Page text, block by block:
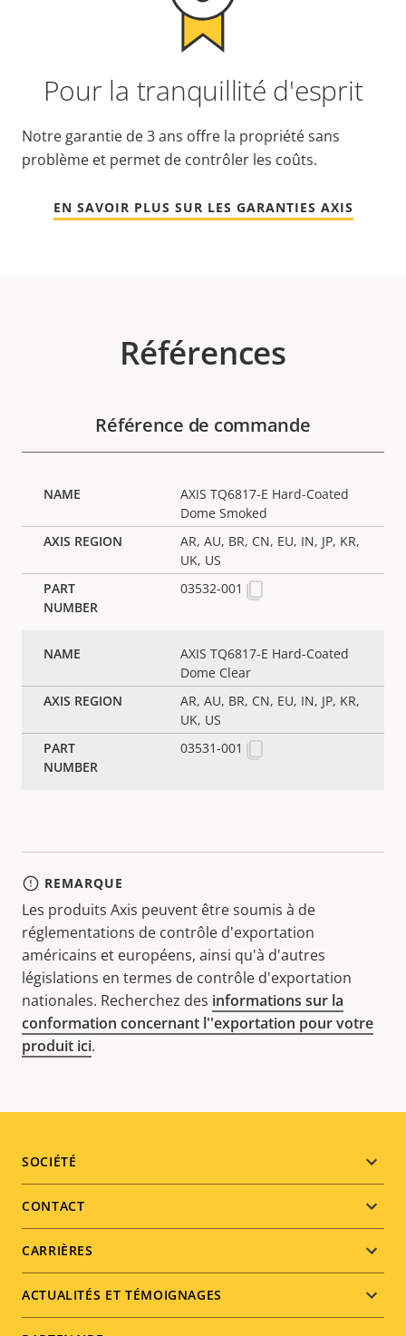
Pour la tranquillité d'esprit
Notre garantie de 3 ans offre la propriété sans
problème et permet de contrôler les coûts.
EN SAVOIR PLUS SUR LES GARANTIES AXIS
Références
Référence de commande
AXIS TQ6817-E Hard-Coated
Dome Smoked
AR, AU, BR, CN, EU, IN, JP, KR,
UK, US
03532-001
AXIS TQ6817-E Hard-Coated
Dome Clear
AR, AU, BR, CN, EU, IN, JP, KR,
UK, US
03531-001
REMARQUE
Les produits Axis peuvent être soumis à de
réglementations de contrôle d'exportation
américains et européens, ainsi qu'à d'autres
législations en termes de contrôle d'exportation
nationales. Recherchez des informations sur la
conformation concernant l''exportation pour votre
produit ici.
Footer
menu
SOCIÉTÉ
CONTACT
CARRIÈRES
ACTUALITÉS ET TÉMOIGNAGES